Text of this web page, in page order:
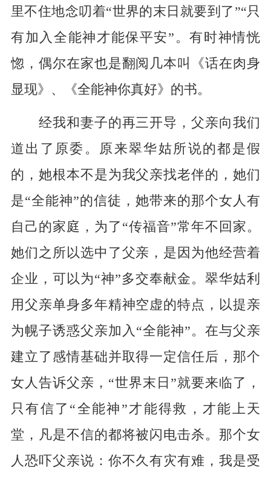
里不住地念叨着“世界的末日就要到了”“只
有加入全能神才能保平安”。有时神情恍
惚，偶尔在家也是翻阅几本叫《话在肉身
显现》、《全能神你真好》的书。
经我和妻子的再三开导，父亲向我们
道出了原委。原来翠华姑所说的都是假
的，她根本不是为我父亲找老伴的，她们
是“全能神”的信徒，她带来的那个女人有
自己的家庭，为了“传福音”常年不回家。
她们之所以选中了父亲，是因为他经营着
企业，可以为“神”多交奉献金。翠华姑利
用父亲单身多年精神空虚的特点，以提亲
为幌子诱惑父亲加入“全能神”。在与父亲
建立了感情基础并取得一定信任后，那个
女人告诉父亲，“世界末日”就要来临了，
只有信了“全能神”才能得救，才能上天
堂，凡是不信的都将被闪电击杀。那个女
人恐吓父亲说：你不久有灾有难，我是受